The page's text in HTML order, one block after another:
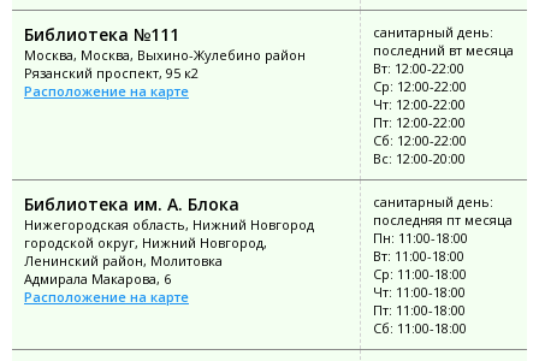
Библиотека №111
Москва, Москва, Выхино-Жулебино район
Рязанский проспект, 95 к2
Расположение на карте
санитарный день:
последний вт месяца
Вт: 12:00-22:00
Ср: 12:00-22:00
Чт: 12:00-22:00
Пт: 12:00-22:00
Сб: 12:00-22:00
Вс: 12:00-20:00
Библиотека им. А. Блока
Нижегородская область, Нижний Новгород
городской округ, Нижний Новгород,
Ленинский район, Молитовка
Адмирала Макарова, 6
Расположение на карте
санитарный день:
последняя пт месяца
Пн: 11:00-18:00
Вт: 11:00-18:00
Ср: 11:00-18:00
Чт: 11:00-18:00
Пт: 11:00-18:00
Сб: 11:00-18:00